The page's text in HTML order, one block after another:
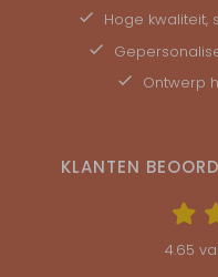
Hoge kwaliteit,
Ontwerp
KLANTEN
4.65